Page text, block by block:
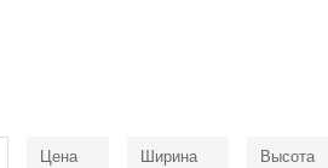
Цена Ширина Высота